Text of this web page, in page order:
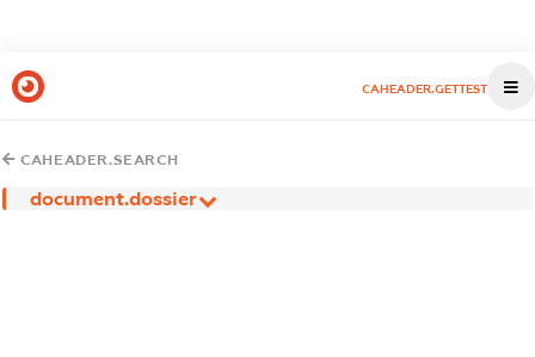
CAHEADER.GETTEST
CAHEADER.SEARCH
document.dossier